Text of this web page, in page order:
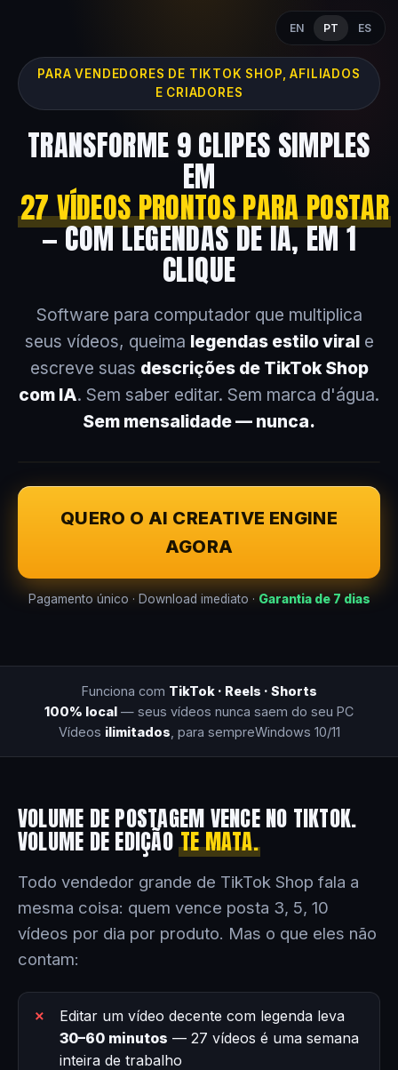
EN PT ES
PARA VENDEDORES DE TIKTOK SHOP, AFILIADOS
E CRIADORES
TRANSFORME 9 CLIPES SIMPLES
EM
27 VÍDEOS PRONTOS PARA POSTAR
— COM LEGENDAS DE IA, EM 1
CLIQUE
Software para computador que multiplica
seus vídeos, queima legendas estilo virale
escreve suas descrições de TikTok Shop
com IA. Sem saber editar. Sem marca d'água.
Sem mensalidade — nunca.
QUERO O AI CREATIVE ENGINE
AGORA
Pagamento único · Download imediato · Garantia de 7 dias
Funciona com TikTok · Reels · Shorts
100% local — seus vídeos nunca saem do seu PC
Vídeos ilimitados , para sempreWindows 10/11
VOLUME DE POSTAGEM VENCE NO TIKTOK.
VOLUME DE EDIÇÃOTE MATA.
Todo vendedor grande de TikTok Shop fala a
mesma coisa: quem vence posta 3, 5, 10
vídeos por dia por produto. Mas o que eles não
contam:
Editar um vídeo decente com legenda leva
30–60 minutos — 27 vídeos é uma semana
inteira de trabalho